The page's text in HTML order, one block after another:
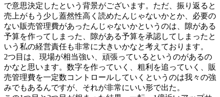
で意思決定したという背景がございます。 ただ、振り返ると
売上がもう少し蓋然性高く読めたんじゃないかとか、必要の
ない販売管理費があったんじゃないかというのは、隙がある
予算を作ってしまった、隙がある予算を承認してしまったと
いう私の経営責任も非常に大きいかなと考えております。
2つ目は、現場が相当強い、頑張っているというのがあるの
かなと思います。数字を作っていく、粗利を追っていく、販
売管理費を一定数コントロールしていくというのは我々の強
みでもあるんですが、それが非常にいい形で出た。